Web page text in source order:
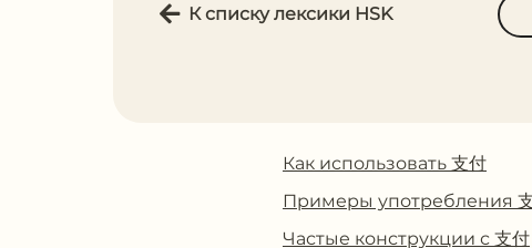
К списку лексики HSK
Как использовать 支付
Примеры употребления
Частые конструкции с 支付